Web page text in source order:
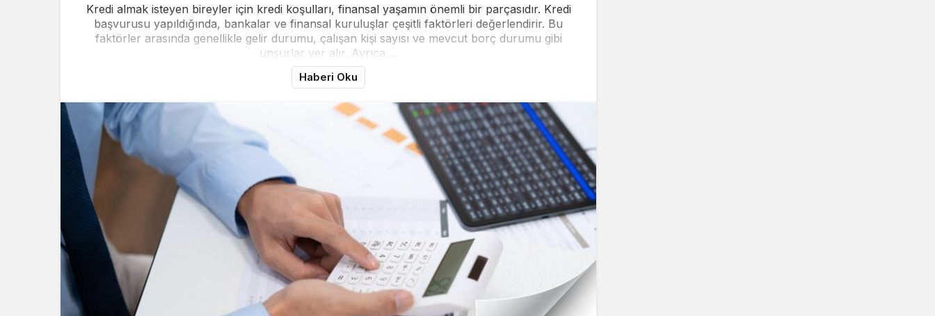
Kredi almak isteyen bireyler için kredi koşulları, finansal yaşamın önemli bir parçasıdır. Kredi
başvurusu yapıldığında, bankalar ve finansal kuruluşlar çeşitli faktörleri değerlendirir. Bu
faktörler arasında genellikle gelir durumu, çalışan kişi sayısı ve mevcut borç durumu gibi
unsurlar yer alır. Ayrıca,...
Haberi Oku